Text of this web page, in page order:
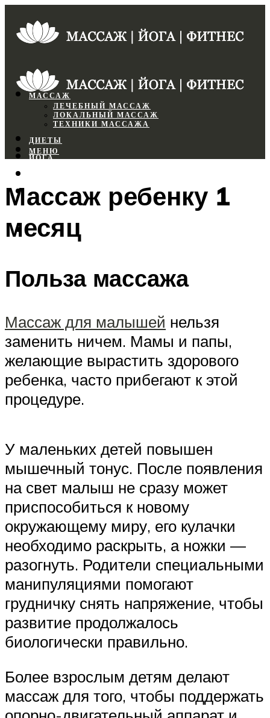
МАССАЖ
ЛЕЧЕБНЫЙ МАССАЖ
ЛОКАЛЬНЫЙ МАССАЖ
ТЕХНИКИ МАССАЖА
ДИЕТЫ
ЙОГА
ФИТНЕС
МЕНЮ
МЕНЮ
Массаж ребенку 1
месяц
Польза массажа
Массаж для малышей нельзя
заменить ничем. Мамы и папы,
желающие вырастить здорового
ребенка, часто прибегают к этой
процедуре.
У маленьких детей повышен
мышечный тонус. После появления
на свет малыш не сразу может
приспособиться к новому
окружающему миру, его кулачки
необходимо раскрыть, а ножки —
разогнуть. Родители специальными
манипуляциями помогают
грудничку снять напряжение, чтобы
развитие продолжалось
биологически правильно.
Более взрослым детям делают
массаж для того, чтобы поддержать